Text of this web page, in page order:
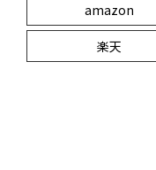
amazon
楽天